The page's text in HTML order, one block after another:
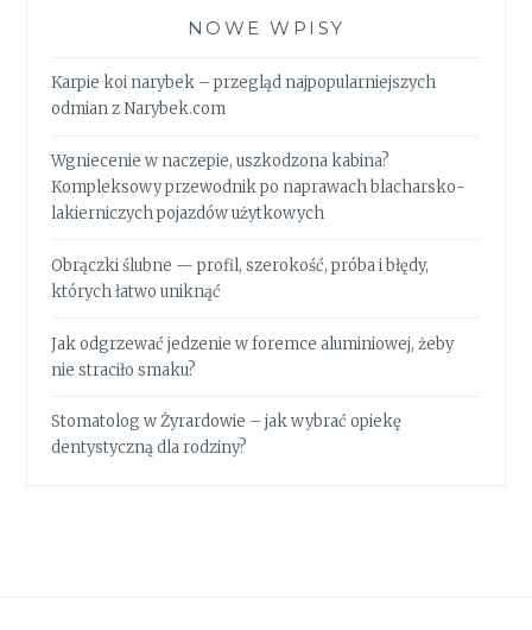
NOWE WPISY
Karpie koi narybek – przegląd najpopularniejszych
odmian z Narybek.com
Wgniecenie w naczepie, uszkodzona kabina?
Kompleksowy przewodnik po naprawach blacharsko-
lakierniczych pojazdów użytkowych
Obrączki ślubne — profil, szerokość, próba i błędy,
których łatwo uniknąć
Jak odgrzewać jedzenie w foremce aluminiowej, żeby
nie straciło smaku?
Stomatolog w Żyrardowie – jak wybrać opiekę
dentystyczną dla rodziny?